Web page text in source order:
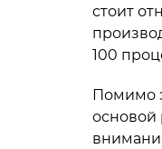
стоит
100
Помимо
основой